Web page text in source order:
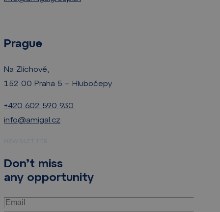
Prague
Na Zlíchově,
152 00 Praha 5 – Hlubočepy
+420 602 590 930
info@amigal.cz
Don’t miss
any opportunity